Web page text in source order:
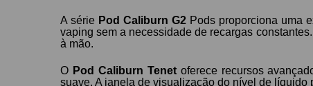
A série Pod Caliburn G2 Pods proporciona uma
vaping sem a necessidade de recargas
à mão.
O Pod Caliburn Tenetoferece recursos
suave. A janela de visualização do nível de